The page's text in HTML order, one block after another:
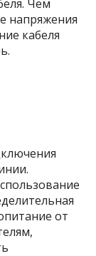
Чем
напряжения
кабеля
от